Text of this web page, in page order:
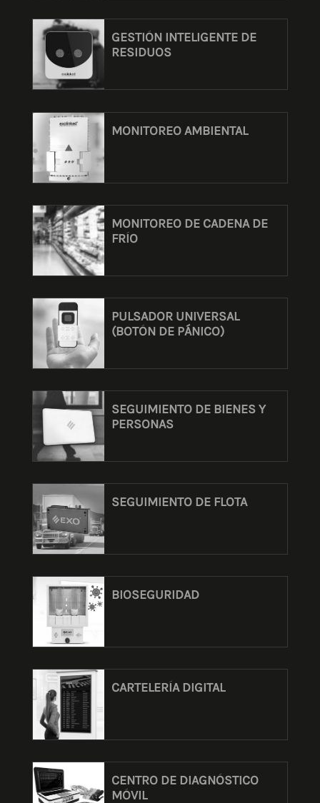
GESTIÓN INTELIGENTE DE
RESIDUOS
MONITOREO AMBIENTAL
MONITOREO DE CADENA DE
FRÍO
PULSADOR UNIVERSAL
(BOTÓN DE PÁNICO)
SEGUIMIENTO DE BIENES Y
PERSONAS
SEGUIMIENTO DE FLOTA
BIOSEGURIDAD
CARTELERÍA DIGITAL
CENTRO DE DIAGNÓSTICO
MÓVIL